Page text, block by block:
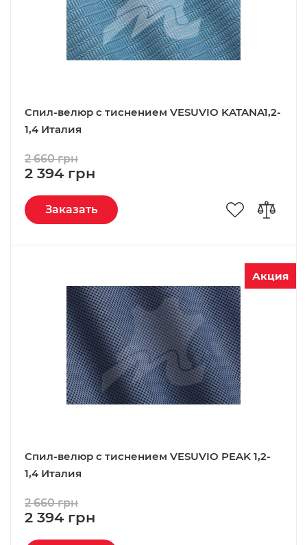
Спил-велюр c тиснением VESUVIO KATANA1,2-
1,4 Италия
2 394 грн
2 660 грн
Заказать
Акция
Спил-велюр c тиснением VESUVIO PEAK 1,2-
1,4 Италия
2 394 грн
2 660 грн